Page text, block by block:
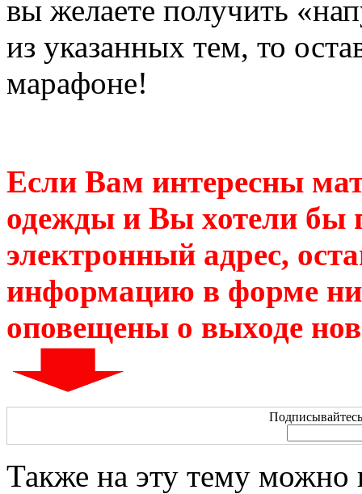
вы желаете получить
из указанных тем, то
марафоне!
Если Вам интересны
одежды и Вы хотели бы
электронный адрес,
информацию в форме
оповещены о выходе
Также на эту тему можно